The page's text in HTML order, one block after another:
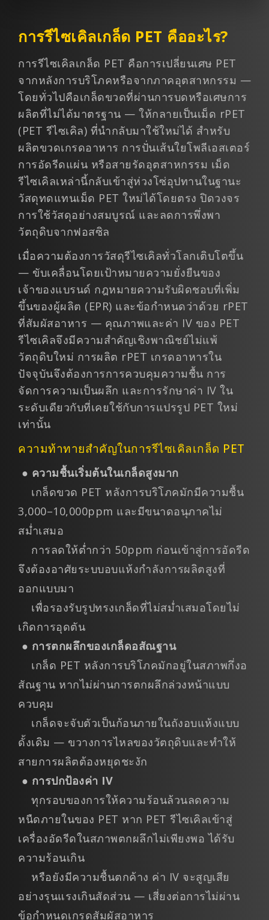
การรีไซเคิลเกล็ด PET คืออะไร?
การรีไซเคิลเกล็ด PET คือการเปลี่ยนเศษ PET
จากหลังการบริโภคหรือจากภาคอุตสาหกรรม —
โดยทั่วไปคือเกล็ดขวดที่ผ่านการบดหรือเศษการ
ผลิตที่ไม่ได้มาตรฐาน — ให้กลายเป็นเม็ด rPET
(PET รีไซเคิล) ที่นำกลับมาใช้ใหม่ได้ สำหรับ
ผลิตขวดเกรดอาหาร การปั่นเส้นใยโพลีเอสเตอร์
การอัดรีดแผ่น หรือสายรัดอุตสาหกรรม เม็ด
รีไซเคิลเหล่านี้กลับเข้าสู่ห่วงโซ่อุปทานในฐานะ
วัสดุทดแทนเม็ด PET ใหม่ได้โดยตรง ปิดวงจร
การใช้วัสดุอย่างสมบูรณ์ และลดการพึ่งพา
วัตถุดิบจากฟอสซิล
เมื่อความต้องการวัสดุรีไซเคิลทั่วโลกเติบโตขึ้น
— ขับเคลื่อนโดยเป้าหมายความยั่งยืนของ
เจ้าของแบรนด์ กฎหมายความรับผิดชอบที่เพิ่ม
ขึ้นของผู้ผลิต (EPR) และข้อกำหนดว่าด้วย rPET
ที่สัมผัสอาหาร — คุณภาพและค่า IV ของ PET
รีไซเคิลจึงมีความสำคัญเชิงพาณิชย์ไม่แพ้
วัตถุดิบใหม่ การผลิต rPET เกรดอาหารใน
ปัจจุบันจึงต้องการการควบคุมความชื้น การ
จัดการความเป็นผลึก และการรักษาค่า IV ใน
ระดับเดียวกับที่เคยใช้กับการแปรรูป PET ใหม่
เท่านั้น
ความท้าทายสำคัญในการรีไซเคิลเกล็ด PET
● ความชื้นเริ่มต้นในเกล็ดสูงมาก
เกล็ดขวด PET หลังการบริโภคมักมีความชื้น
3,000–10,000ppm และมีขนาดอนุภาคไม่
สม่ำเสมอ
การลดให้ต่ำกว่า 50ppm ก่อนเข้าสู่การอัดรีด
จึงต้องอาศัยระบบอบแห้งกำลังการผลิตสูงที่
ออกแบบมา
เพื่อรองรับรูปทรงเกล็ดที่ไม่สม่ำเสมอโดยไม่
เกิดการอุดตัน
● การตกผลึกของเกล็ดอสัณฐาน
เกล็ด PET หลังการบริโภคมักอยู่ในสภาพกึ่งอ
สัณฐาน หากไม่ผ่านการตกผลึกล่วงหน้าแบบ
ควบคุม
เกล็ดจะจับตัวเป็นก้อนภายในถังอบแห้งแบบ
ดั้งเดิม — ขวางการไหลของวัตถุดิบและทำให้
สายการผลิตต้องหยุดชะงัก
● การปกป้องค่า IV
ทุกรอบของการให้ความร้อนล้วนลดความ
หนืดภายในของ PET หาก PET รีไซเคิลเข้าสู่
เครื่องอัดรีดในสภาพตกผลึกไม่เพียงพอ ได้รับ
ความร้อนเกิน
หรือยังมีความชื้นตกค้าง ค่า IV จะสูญเสีย
อย่างรุนแรงเกินสัดส่วน — เสี่ยงต่อการไม่ผ่าน
ข้อกำหนดเกรดสัมผัสอาหาร